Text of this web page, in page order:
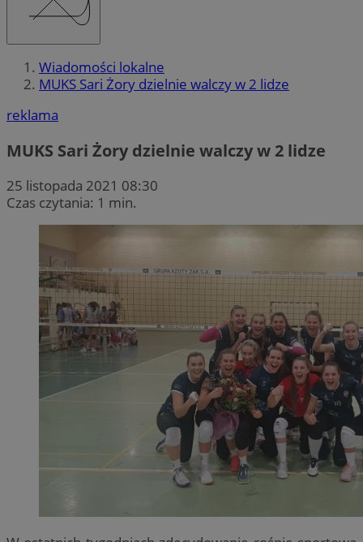
Wiadomości lokalne
MUKS Sari Żory dzielnie walczy w 2 lidze
reklama
MUKS Sari Żory dzielnie walczy w 2 lidze
25 listopada 2021 08:30
Czas czytania: 1 min.